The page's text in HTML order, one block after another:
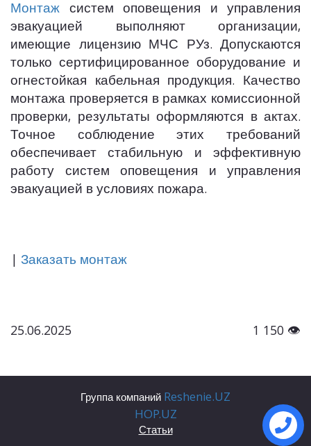
Монтаж систем оповещения и управления
эвакуацией выполняют организации,
имеющие лицензию МЧС РУз. Допускаются
только сертифицированное оборудование и
огнестойкая кабельная продукция. Качество
монтажа проверяется в рамках комиссионной
проверки, результаты оформляются в актах.
Точное соблюдение этих требований
обеспечивает стабильную и эффективную
работу систем оповещения и управления
эвакуацией в условиях пожара.
| Заказать монтаж
25.06.2025 1 150 👁
Группа компаний Reshenie.UZ
HOP.UZ
Статьи